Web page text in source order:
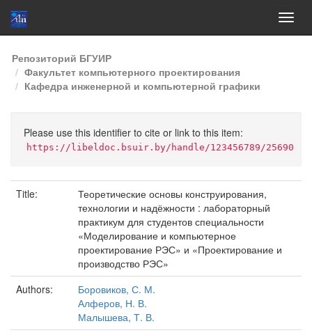
Skip
navigation
Репозиторий БГУИР
Факультет компьютерного проектирования
Кафедра инженерной и компьютерной графики
Please use this identifier to cite or link to this item:
https://libeldoc.bsuir.by/handle/123456789/25690
Title:
Теоретические основы конструирования,
технологии и надёжности : лабораторный
практикум для студентов специальности
«Моделирование и компьютерное
проектирование РЭС» и «Проектирование и
производство РЭС»
Authors:
Боровиков, С. М.
Алферов, Н. В.
Малышева, Т. В.